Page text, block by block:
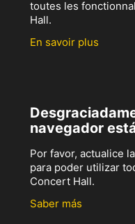
toutes les
Hall.
En savoir plus
navegador
Por favor, actualice
para poder utilizar
Concert Hall.
Saber más